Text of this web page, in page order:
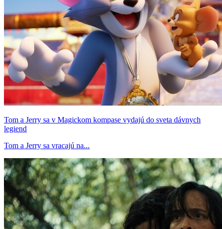
Tom a Jerry sa v Magickom kompase vydajú do sveta dávnych
legiend
Tom a Jerry sa vracajú na...